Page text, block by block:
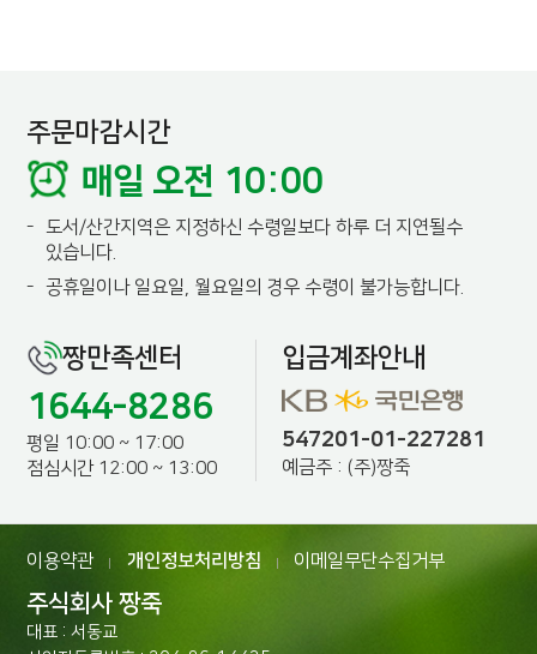
주문마감시간
매일 오전 10:00
-
도서/산간지역은 지정하신 수령일보다 하루 더 지연될수
있습니다.
-
공휴일이나 일요일, 월요일의 경우 수령이 불가능합니다.
짱만족센터
1644-8286
평일 10:00 ~ 17:00
점심시간 12:00 ~ 13:00
입금계좌안내
547201-01-227281
예금주 : (주)짱죽
이용약관 개인정보처리방침 이메일무단수집거부
주식회사 짱죽
대표 : 서동교